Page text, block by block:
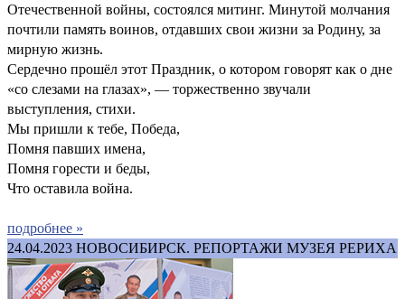
Отечественной войны, состоялся митинг. Минутой молчания
почтили память воинов, отдавших свои жизни за Родину, за
мирную жизнь.
Сердечно прошёл этот Праздник, о котором говорят как о дне
«со слезами на глазах», — торжественно звучали
выступления, стихи.
Мы пришли к тебе, Победа,
Помня павших имена,
Помня горести и беды,
Что оставила война.
подробнее »
24.04.2023 НОВОСИБИРСК. РЕПОРТАЖИ МУЗЕЯ РЕРИХА